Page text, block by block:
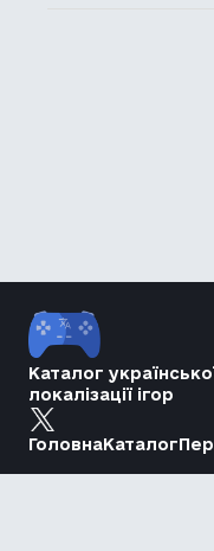
Каталог
локалізації ігор
ГоловнаКаталог